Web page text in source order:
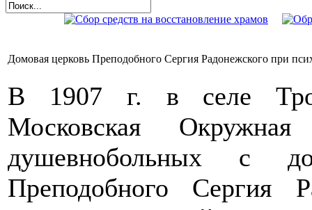
Домовая церковь Преподобного Сергия Радонежского при
В 1907 г. в селе
Московская
душевнобольных с
Преподобного Сергия